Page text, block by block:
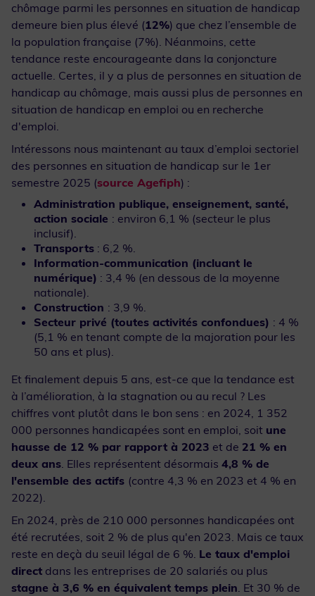
chômage parmi les personnes en situation de handicap
demeure bien plus élevé (12%) que chez l’ensemble de
la population française (7%). Néanmoins, cette
tendance reste encourageante dans la conjoncture
actuelle. Certes, il y a plus de personnes en situation de
handicap au chômage, mais aussi plus de personnes en
situation de handicap en emploi ou en recherche
d'emploi.
Intéressons nous maintenant au taux d’emploi sectoriel
des personnes en situation de handicap sur le 1er
semestre 2025 (source Agefiph) :
Administration publique, enseignement, santé,
action sociale : environ 6,1 % (secteur le plus
inclusif).
Transports : 6,2 %.
Information-communication (incluant le
numérique) : 3,4 % (en dessous de la moyenne
nationale).
Construction : 3,9 %.
Secteur privé (toutes activités confondues) : 4 %
(5,1 % en tenant compte de la majoration pour les
50 ans et plus).
Et finalement depuis 5 ans, est-ce que la tendance est
à l’amélioration, à la stagnation ou au recul ? Les
chiffres vont plutôt dans le bon sens : en 2024, 1 352
000 personnes handicapées sont en emploi, soit une
hausse de 12 % par rapport à 2023 et de 21 % en
deux ans. Elles représentent désormais 4,8 % de
l'ensemble des actifs (contre 4,3 % en 2023 et 4 % en
2022).
En 2024, près de 210 000 personnes handicapées ont
été recrutées, soit 2 % de plus qu'en 2023. Mais ce taux
reste en deçà du seuil légal de 6 %. Le taux d'emploi
direct dans les entreprises de 20 salariés ou plus
stagne à 3,6 % en équivalent temps plein. Et 30 % de